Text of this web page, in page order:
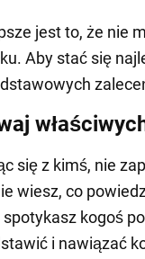
jest to, że nie
Aby stać się
się z kimś, nie
wiesz, co
spotykasz kogoś
i nawiązać